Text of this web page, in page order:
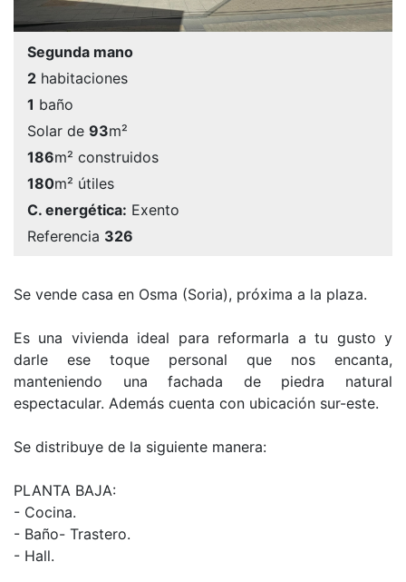
Segunda mano
2 habitaciones
1 baño
Solar de 93m²
186m² construidos
180m² útiles
C. energética: Exento
Referencia 326
Se vende casa en Osma (Soria), próxima a la plaza.
Es una vivienda ideal para reformarla a tu gusto y
darle ese toque personal que nos encanta,
manteniendo una fachada de piedra natural
espectacular. Además cuenta con ubicación sur-este.
Se distribuye de la siguiente manera:
PLANTA BAJA:
- Cocina.
- Baño- Trastero.
- Hall.